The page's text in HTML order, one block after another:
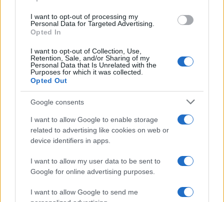
I want to opt-out of processing my
Personal Data for Targeted Advertising.
Opted In
I want to opt-out of Collection, Use,
Retention, Sale, and/or Sharing of my
Personal Data that Is Unrelated with the
Purposes for which it was collected.
Opted Out
Google consents
I want to allow Google to enable storage
related to advertising like cookies on web or
device identifiers in apps.
I want to allow my user data to be sent to
Google for online advertising purposes.
I want to allow Google to send me
Andrea Conforti, 46enne torinese dal look
casual e naturale, è un analista tattico che
quando annotò la rimonta al box stampa dello
Stadio Olimpico Grande Torino: da
quell'appunto nacque la sua linea editoriale,
che propugna spiegazioni visive per il tifoso
critico. Dettaglio unico: una stagione
allenatore under15 al Chieri e ciclista urbano.